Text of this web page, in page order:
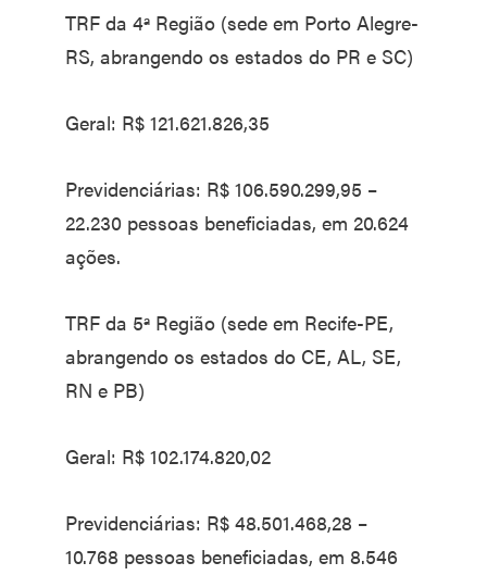
TRF da 4ª Região (sede em Porto Alegre-
RS, abrangendo os estados do PR e SC)
Geral: R$ 121.621.826,35
Previdenciárias: R$ 106.590.299,95 –
22.230 pessoas beneficiadas, em 20.624
ações.
TRF da 5ª Região (sede em Recife-PE,
abrangendo os estados do CE, AL, SE,
RN e PB)
Geral: R$ 102.174.820,02
Previdenciárias: R$ 48.501.468,28 –
10.768 pessoas beneficiadas, em 8.546